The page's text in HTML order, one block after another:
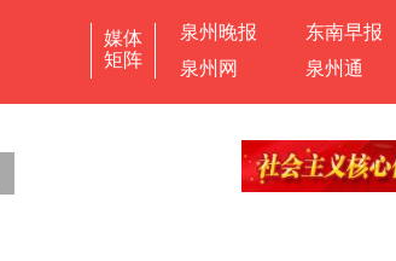
媒体
矩阵
泉州晚报 东南早报
泉州网
泉州通